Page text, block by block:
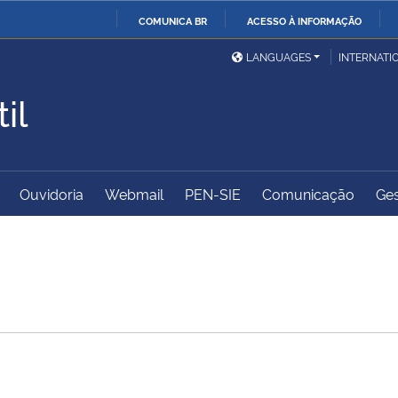
COMUNICA BR ACESSO À INFORMAÇÃO
Ministério da Defesa
Ministério das Relações
Exteriores
Ministério do
Controladoria-Geral da
LANGUAGES
Ouvidoria Webmail PEN-SIE Comunicação